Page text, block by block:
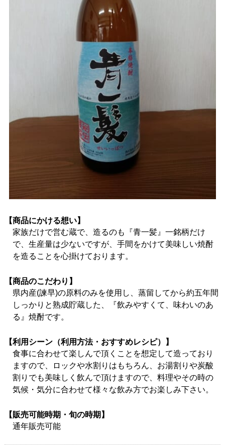
【商品にかける想い】
家族だけで営む蔵で、造るのも『青一髪』一銘柄だけ
で、生産量は少ないですが、手間をかけて美味しい焼酎
を造ることを心掛けております。
【商品のこだわり】
県内産(諫早)の原料のみを使用し、蒸留してから約五年間
しっかりと熟成貯蔵した、『飲みやすくて、味わいのあ
る』焼酎です。
【利用シーン（利用方法・おすすめレシピ）】
食事に合わせて楽しんで頂くことを想定して造っており
ますので、ロックや水割りはもちろん、お湯割りや炭酸
割りでも美味しく飲んで頂けますので、料理やその時の
気候・気分に合わせて様々な飲み方でお楽しみ下さい。
【販売可能時期・旬の時期】
通年販売可能